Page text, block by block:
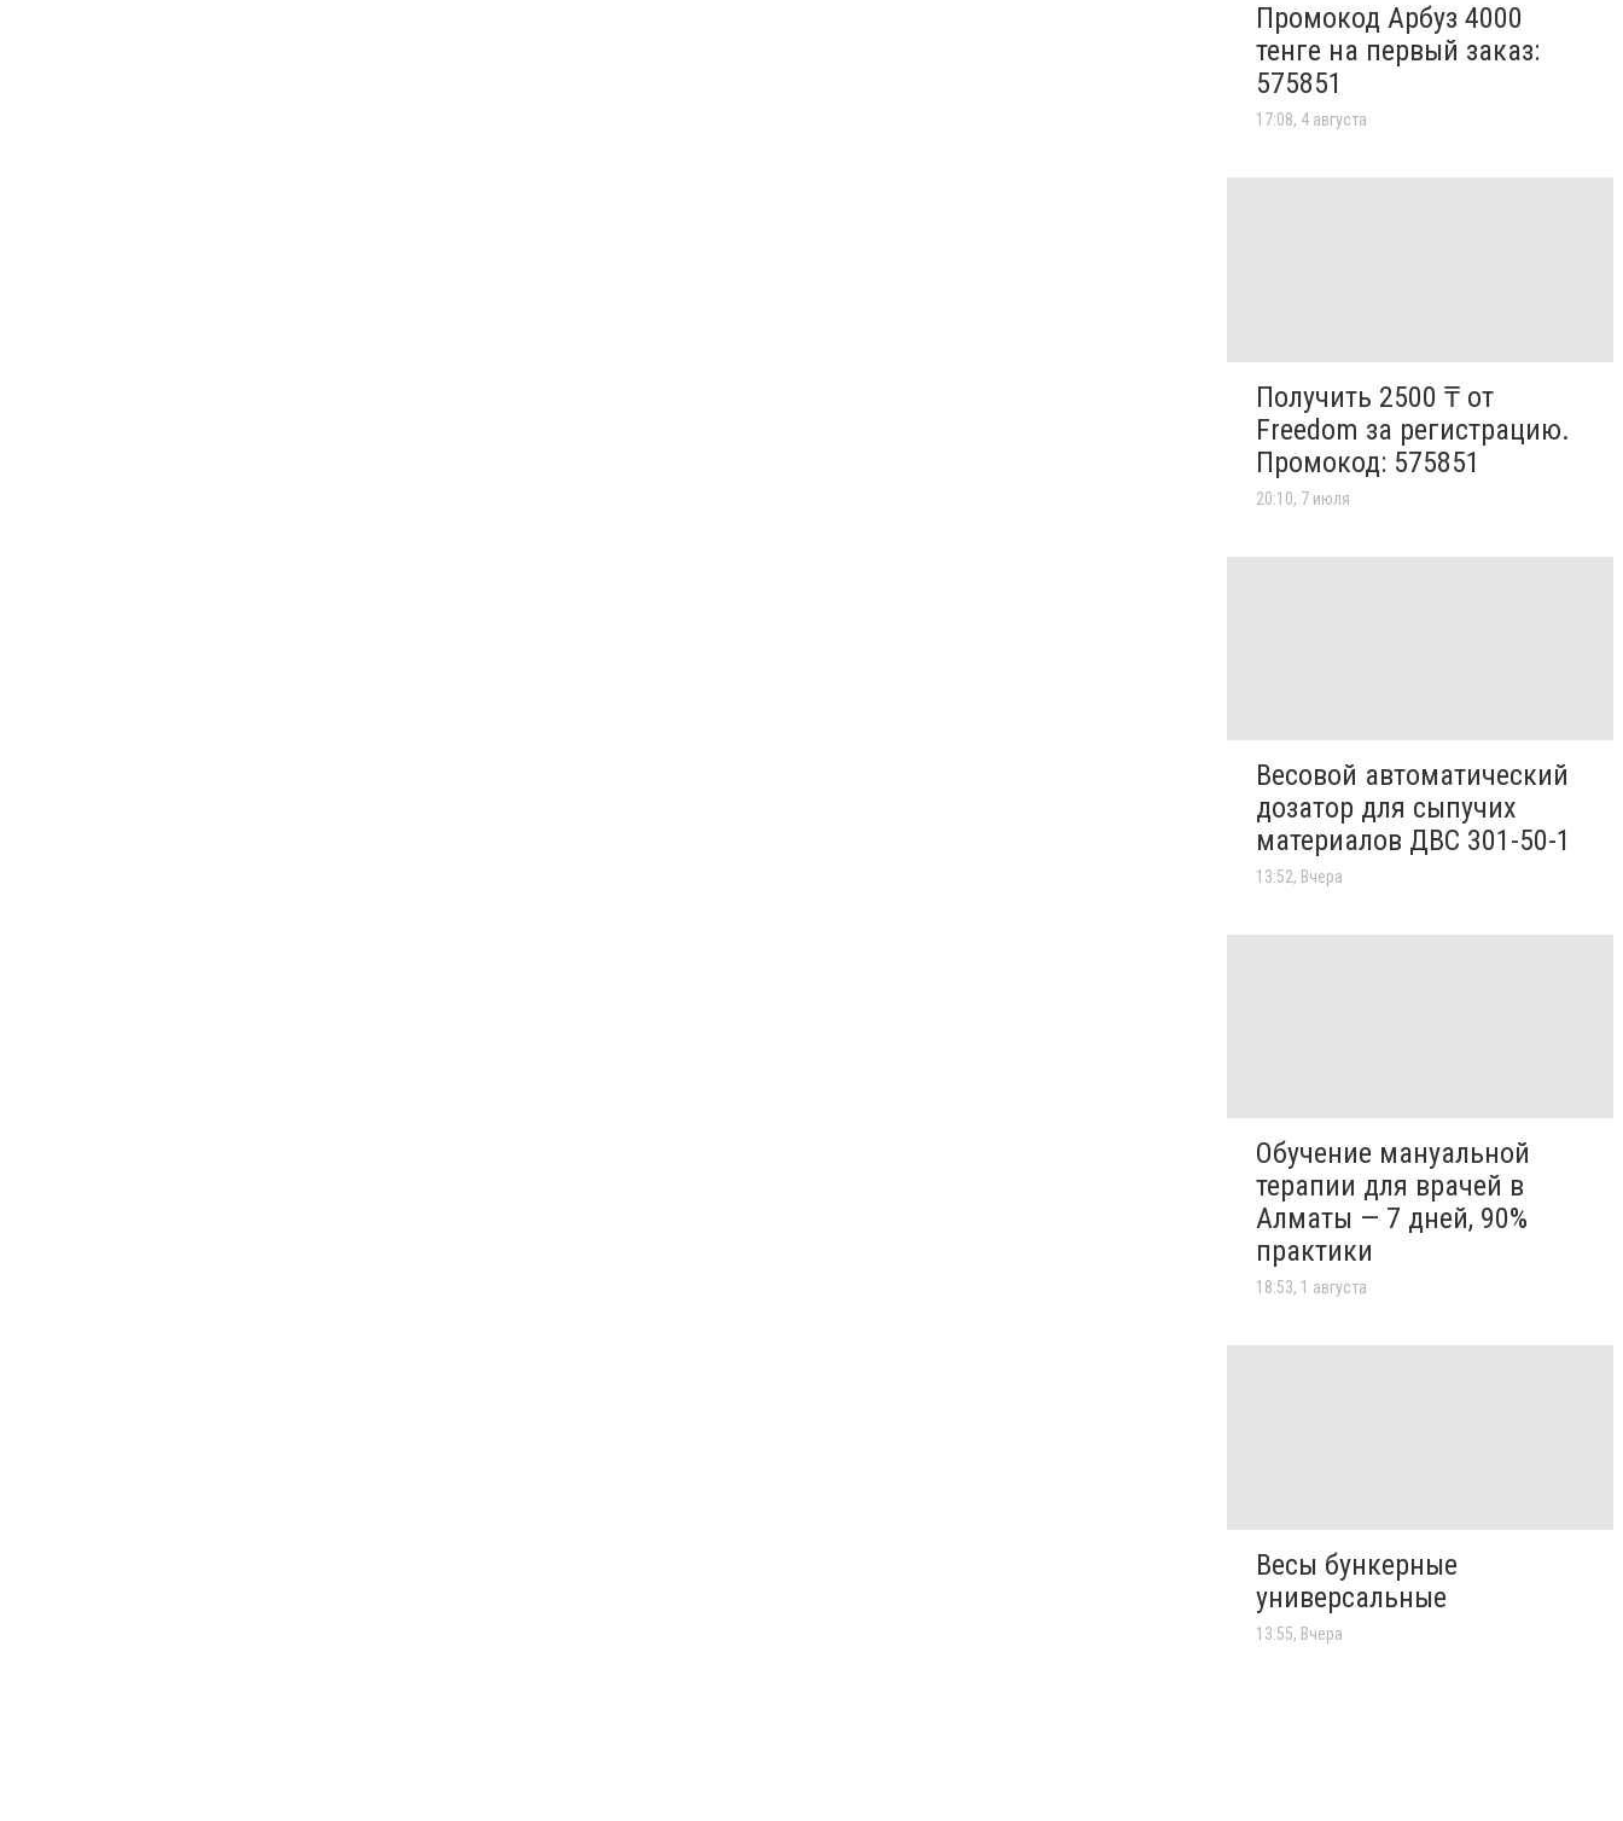
Промокод Арбуз 4000
тенге на первый заказ:
575851
17:08, 4 августа
Получить 2500 ₸ от
Freedom за регистрацию.
Промокод: 575851
20:10, 7 июля
Весовой автоматический
дозатор для сыпучих
материалов ДВС 301-50-1
13:52, Вчера
Обучение мануальной
терапии для врачей в
Алматы — 7 дней, 90%
практики
18:53, 1 августа
Весы бункерные
универсальные
13:55, Вчера